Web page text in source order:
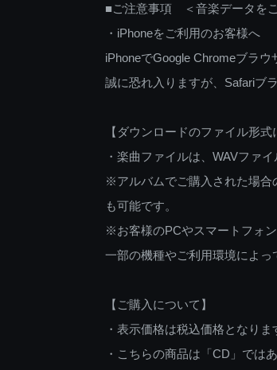
■ご注意事項 ＜音楽データを
・iPhoneをご利用のお客様へ
iPhoneでGoogle Chromeブラ
誠に恐れ入りますが、Safariブ
【ダウンロードのファイル形式
・楽曲ファイルは、WAVファ
※アルバムでご購入された場合
も可能です。
※お客様のPCやスマートフォ
一部の機種やご利用環境によっ
【ご購入について】
・表示価格は税込価格となりま
・こちらの商品は「CD」では